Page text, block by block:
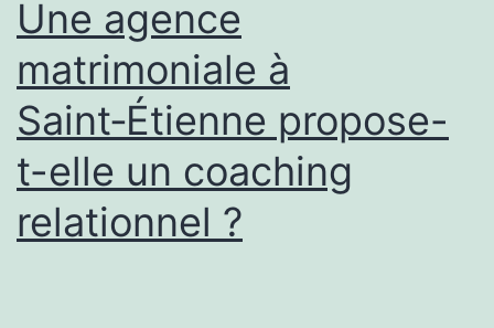
Une agence
matrimoniale à
Saint‑Étienne propose-
t-elle un coaching
relationnel ?